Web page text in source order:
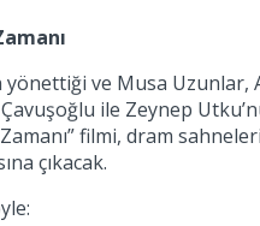
yönettiği ve Musa Uzunlar,
ile Zeynep
filmi, dram
çıkacak.